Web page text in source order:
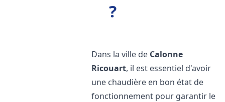
?
Dans la ville de Calonne
Ricouart, il est essentiel d'avoir
une chaudière en bon état de
fonctionnement pour garantir le